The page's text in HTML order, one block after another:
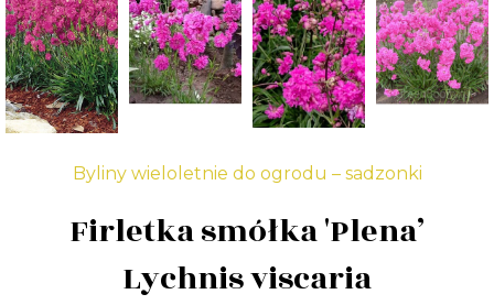
Byliny wieloletnie do ogrodu – sadzonki
Firletka smółka 'Plena’
Lychnis viscaria